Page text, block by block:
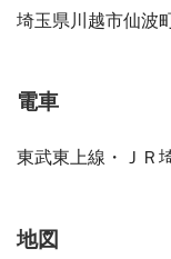
埼玉県川越市仙波
電車
東武東上線・ＪＲ
地図